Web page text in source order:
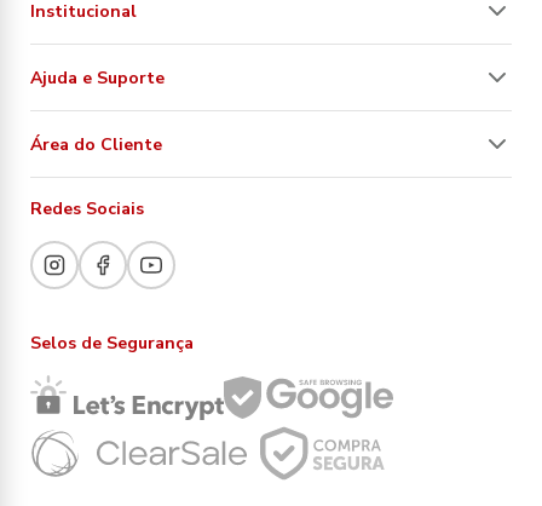
Institucional
Ajuda e Suporte
Área do Cliente
Redes Sociais
Selos de Segurança